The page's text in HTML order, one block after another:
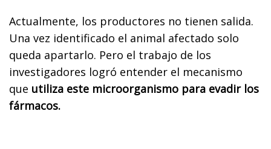
Actualmente, los productores no tienen salida.
Una vez identificado el animal afectado solo
queda apartarlo. Pero el trabajo de los
investigadores logró entender el mecanismo
que utiliza este microorganismo para evadir los
fármacos.